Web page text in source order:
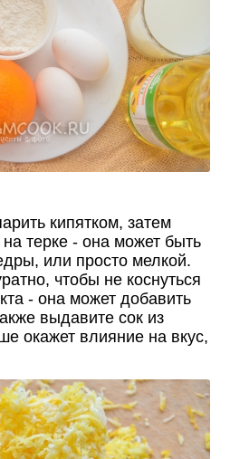
кипятком, затем
на терке - она может быть
или просто мелкой.
чтобы не коснуться
- она может добавить
выдавите сок из
окажет влияние на вкус,